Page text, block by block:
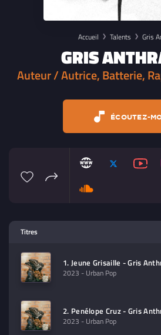
Accueil Talents Gris
GRIS
Auteur / Autrice, Batterie,
ÉCOUTEZ-
contenu à lire (audio/
Titres
1. Jeune Grisaille - Gris
2023 - Urban Pop
2. Penélope Cruz - Gris
2023 - Urban Pop